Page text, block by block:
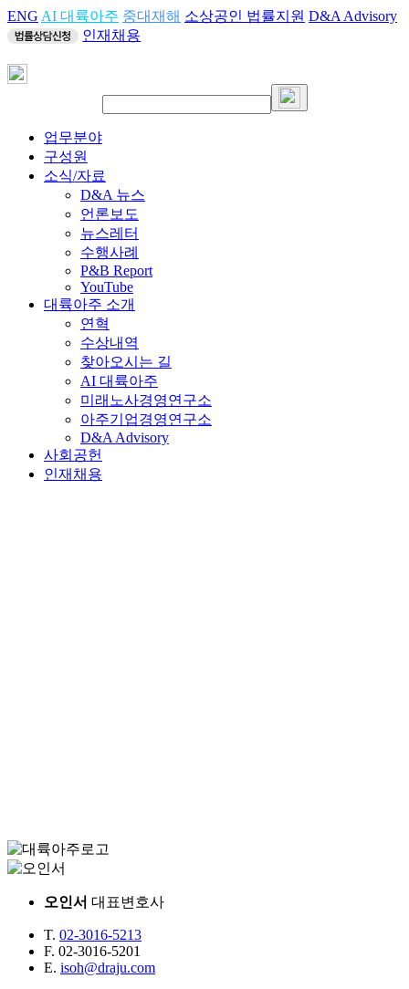
ENG AI 대륙아주 중대재해 소상공인 법률지원 D&A Advisory
인재채용
업무분야
구성원
소식/자료
D&A 뉴스
언론보도
뉴스레터
수행사례
P&B Report
YouTube
대륙아주 소개
연혁
수상내역
찾아오시는 길
AI 대륙아주
미래노사경영연구소
아주기업경영연구소
D&A Advisory
사회공헌
인재채용
오인서 대표변호사
T. 02-3016-5213
F. 02-3016-5201
E. isoh@draju.com